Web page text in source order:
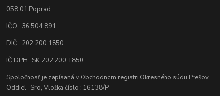
058 01 Poprad
IČO : 36 504 891
DIČ : 202 200 1850
IČ DPH : SK 202 200 1850
Spoločnosť je zapísaná v Obchodnom registri Okresného súdu Prešov,
Oddiel : Sro, Vložka číslo : 16138/P